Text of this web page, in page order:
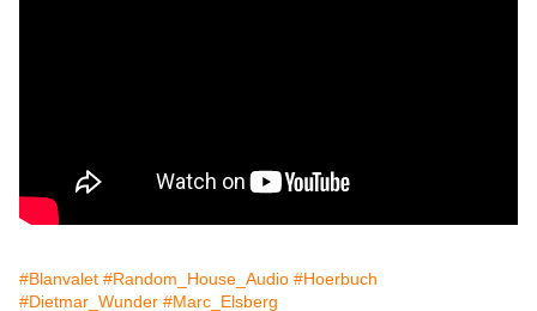
#Blanvalet #Random_House_Audio #Hoerbuch
#Dietmar_Wunder #Marc_Elsberg